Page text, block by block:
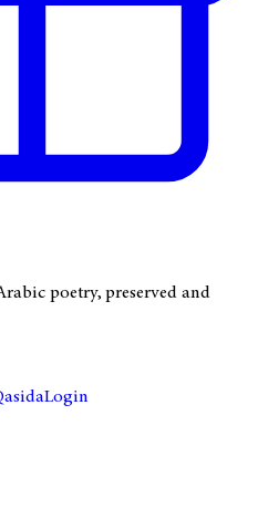
poetry, preserved and
Login